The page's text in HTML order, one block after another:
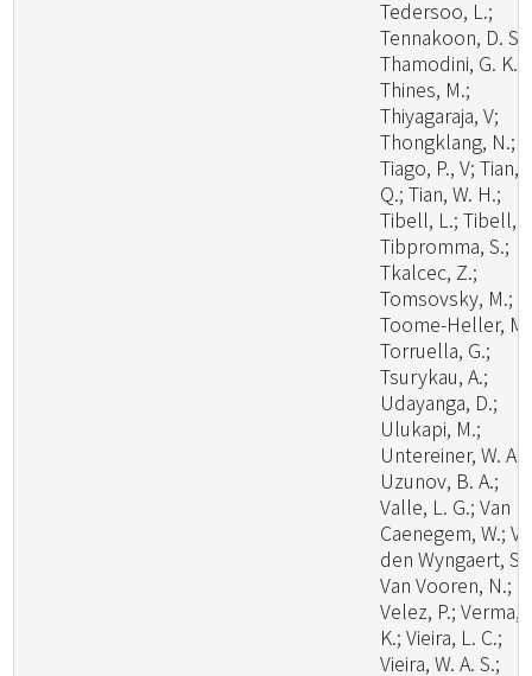
Tedersoo, L.;
Tennakoon, D. S.;
Thamodini, G. K.;
Thines, M.;
Thiyagaraja, V;
Thongklang, N.;
Tiago, P., V; Tian,
Q.; Tian, W. H.;
Tibell, L.; Tibell,
Tibpromma, S.;
Tkalcec, Z.;
Tomsovsky, M.;
Toome-Heller,
Torruella, G.;
Tsurykau, A.;
Udayanga, D.;
Ulukapi, M.;
Untereiner, W. A.;
Uzunov, B. A.;
Valle, L. G.; Van
Caenegem, W.;
den Wyngaert, S.;
Van Vooren, N.;
Velez, P.; Verma,
K.; Vieira, L. C.;
Vieira, W. A. S.;